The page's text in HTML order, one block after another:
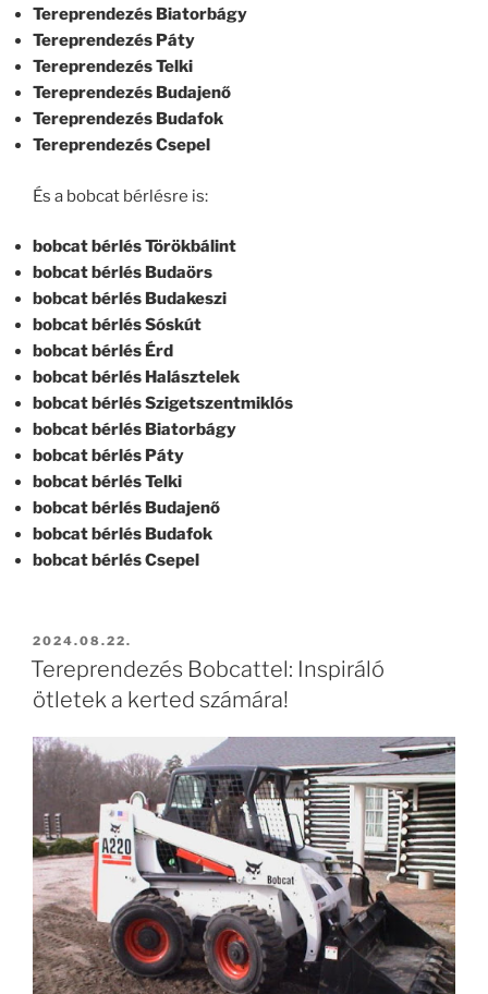
Tereprendezés Biatorbágy
Tereprendezés Páty
Tereprendezés Telki
Tereprendezés Budajenő
Tereprendezés Budafok
Tereprendezés Csepel
És a bobcat bérlésre is:
bobcat bérlés Törökbálint
bobcat bérlés Budaörs
bobcat bérlés Budakeszi
bobcat bérlés Sóskút
bobcat bérlés Érd
bobcat bérlés Halásztelek
bobcat bérlés Szigetszentmiklós
bobcat bérlés Biatorbágy
bobcat bérlés Páty
bobcat bérlés Telki
bobcat bérlés Budajenő
bobcat bérlés Budafok
bobcat bérlés Csepel
BEKÜLDVE:
2024.08.22.
Tereprendezés Bobcattel: Inspiráló
ötletek a kerted számára!